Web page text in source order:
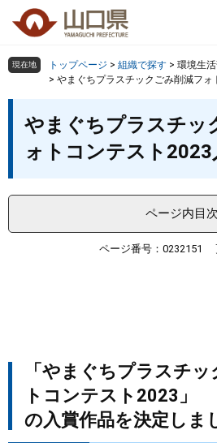
の
頭
ー
飛
組織で探す
まちづくり
検索の仕方 組織で探す サイ
現在地 トップページ > 組織で探す > 環境生
> やまぐちプラスチックごみ削減フ
やまぐちプラスチッ
ォトコンテスト2023
ページ内目次
ページ番号：0232151
「やまぐちプラスチ
トコンテスト2023」
の入賞作品を決定しま